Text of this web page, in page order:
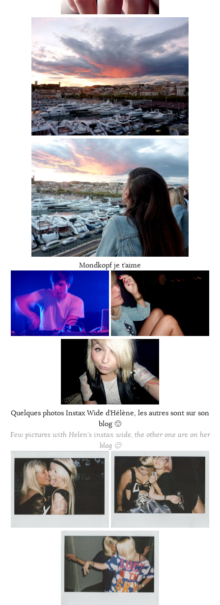
Mondkopf je t’aime
Quelques photos Instax Wide d’Hélène, les autres sont sur son
blog 🙂
Few pictures with Helen’s instax wide, the other one are on her
blog 🙂